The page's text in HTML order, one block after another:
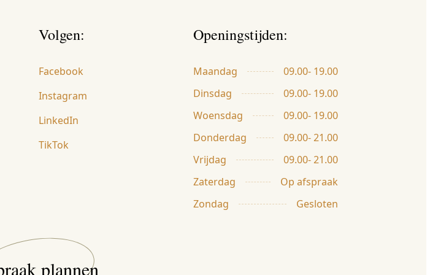
plannen
Volgen:
Facebook
Instagram
LinkedIn
TikTok
Openingstijden:
Maandag
09.00- 19.00
Dinsdag
09.00- 19.00
Woensdag
09.00- 19.00
Donderdag
09.00- 21.00
Vrijdag
09.00- 21.00
Zaterdag
Op afspraak
Zondag
Gesloten